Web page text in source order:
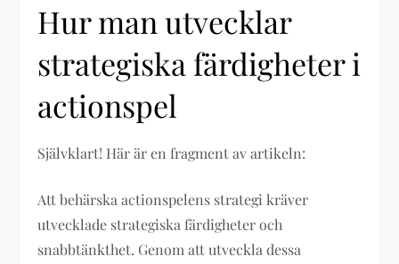
Hur man utvecklar
strategiska färdigheter i
actionspel
Självklart! Här är en fragment av artikeln:
Att behärska actionspelens strategi kräver
utvecklade strategiska färdigheter och
snabbtänkthet. Genom att utveckla dessa